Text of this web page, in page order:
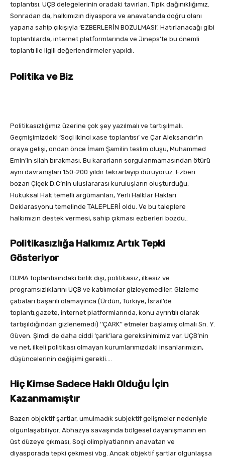
toplantısı. UÇB delegelerinin oradaki tavırları. Tipik dağınıklığımız.
Sonradan da, halkımızın diyaspora ve anavatanda doğru olanı
yapana sahip çıkışıyla ‘EZBERLERİN BOZULMASI’. Hatırlanacağı gibi
toplantılarda, internet platformlarında ve Jıneps’te bu önemli
toplantı ile ilgili değerlendirmeler yapıldı.
Politika ve Biz
Politikasızlığımız üzerine çok şey yazılmalı ve tartışılmalı.
Geçmişimizdeki ‘Soçi ikinci xase toplantısı’ ve Çar Aleksandır’ın
oraya gelişi, ondan önce İmam Şamilin teslim oluşu, Muhammed
Emin’in silah bırakması. Bu kararların sorgulanmamasından ötürü
aynı davranışları 150-200 yıldır tekrarlayıp duruyoruz. Ezberi
bozan Çiçek D.C’nin uluslararası kuruluşların oluşturduğu,
Hukuksal Hak temelli argümanları, Yerli Halklar Hakları
Deklarasyonu temelinde TALEPLERİ oldu. Ve bu taleplere
halkımızın destek vermesi, sahip çıkması ezberleri bozdu..
Politikasızlığa Halkımız Artık Tepki
Gösteriyor
DUMA toplantısındaki birlik dışı, politikasız, ilkesiz ve
programsızlıklarını UÇB ve katılımcılar gizleyemediler. Gizleme
çabaları başarılı olamayınca (Ürdün, Türkiye, İsrail’de
toplantı,gazete, internet platformlarında, konu ayrıntılı olarak
tartışıldığından gizlenemedi) ‘‘ÇARK’’ etmeler başlamış olmalı Sn. Y.
Güven. Şimdi de daha ciddi ‘çark’lara gereksinimimiz var. UÇB’nin
ve net, ilkeli politikası olmayan kurumlarımızdaki insanlarımızın,
düşüncelerinin değişimi gerekli….
Hiç Kimse Sadece Haklı Olduğu İçin
Kazanmamıştır
Bazen objektif şartlar, umulmadık subjektif gelişmeler nedeniyle
olgunlaşabiliyor. Abhazya savaşında bölgesel dayanışmanın en
üst düzeye çıkması, Soçi olimpiyatlarının anavatan ve
diyasporada tepki çekmesi vbg. Ancak objektif şartlar olgunlaşsa